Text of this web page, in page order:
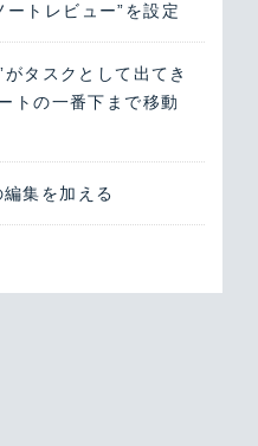
トレビュー”を設定
がタスクとして出てき
トの一番下まで移動
編集を加える